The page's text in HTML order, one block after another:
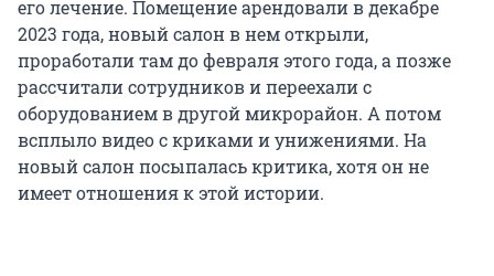
его лечение. Помещение арендовали в декабре
2023 года, новый салон в нем открыли,
проработали там до февраля этого года, а позже
рассчитали сотрудников и переехали с
оборудованием в другой микрорайон. А потом
всплыло видео с криками и унижениями. На
новый салон посыпалась критика, хотя он не
имеет отношения к этой истории.